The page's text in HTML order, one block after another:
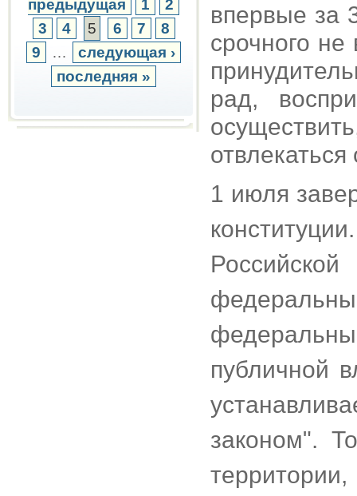
предыдущая 1
2
3
4 5 6 7
8
9
…
следующая ›
последняя »
впервые за
срочного
рад,
1 июля
публичной
законом".